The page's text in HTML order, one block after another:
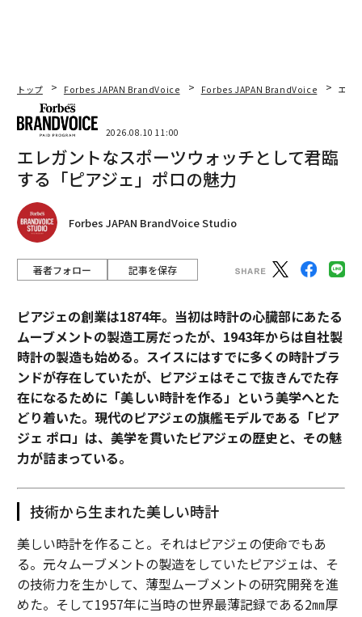
トップ Forbes JAPAN BrandVoice Forbes JAPAN BrandVoice エレ
2026.08.10 11:00
エレガントなスポーツウォッチとして君臨
する「ピアジェ」ポロの魅力
Forbes JAPAN BrandVoice Studio
著者フォロー 記事を保存
ピアジェの創業は1874年。当初は時計の心臓部にあたる
ムーブメントの製造工房だったが、1943年からは自社製
時計の製造も始める。スイスにはすでに多くの時計ブラ
ンドが存在していたが、ピアジェはそこで抜きんでた存
在になるために「美しい時計を作る」という美学へとた
どり着いた。現代のピアジェの旗艦モデルである「ピア
ジェ ポロ」は、美学を貫いたピアジェの歴史と、その魅
力が詰まっている。
技術から生まれた美しい時計
美しい時計を作ること。それはピアジェの使命でもあ
る。元々ムーブメントの製造をしていたピアジェは、そ
の技術力を生かして、薄型ムーブメントの研究開発を進
めた。そして1957年に当時の世界最薄記録である2㎜厚